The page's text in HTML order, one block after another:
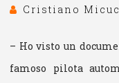
Cristiano
– Ho visto un
famoso pilota